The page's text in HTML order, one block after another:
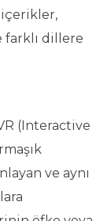
içerikler,
farklı dillere
(Interactive
ve aynı